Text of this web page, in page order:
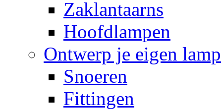
Zaklantaarns
Hoofdlampen
Ontwerp je eigen lamp
Snoeren
Fittingen